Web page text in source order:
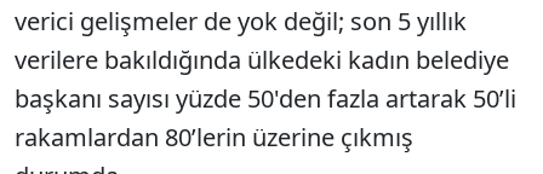
verici gelişmeler de yok değil; son 5 yıllık
verilere bakıldığında ülkedeki kadın belediye
başkanı sayısı yüzde 50'den fazla artarak 50’li
rakamlardan 80’lerin üzerine çıkmış